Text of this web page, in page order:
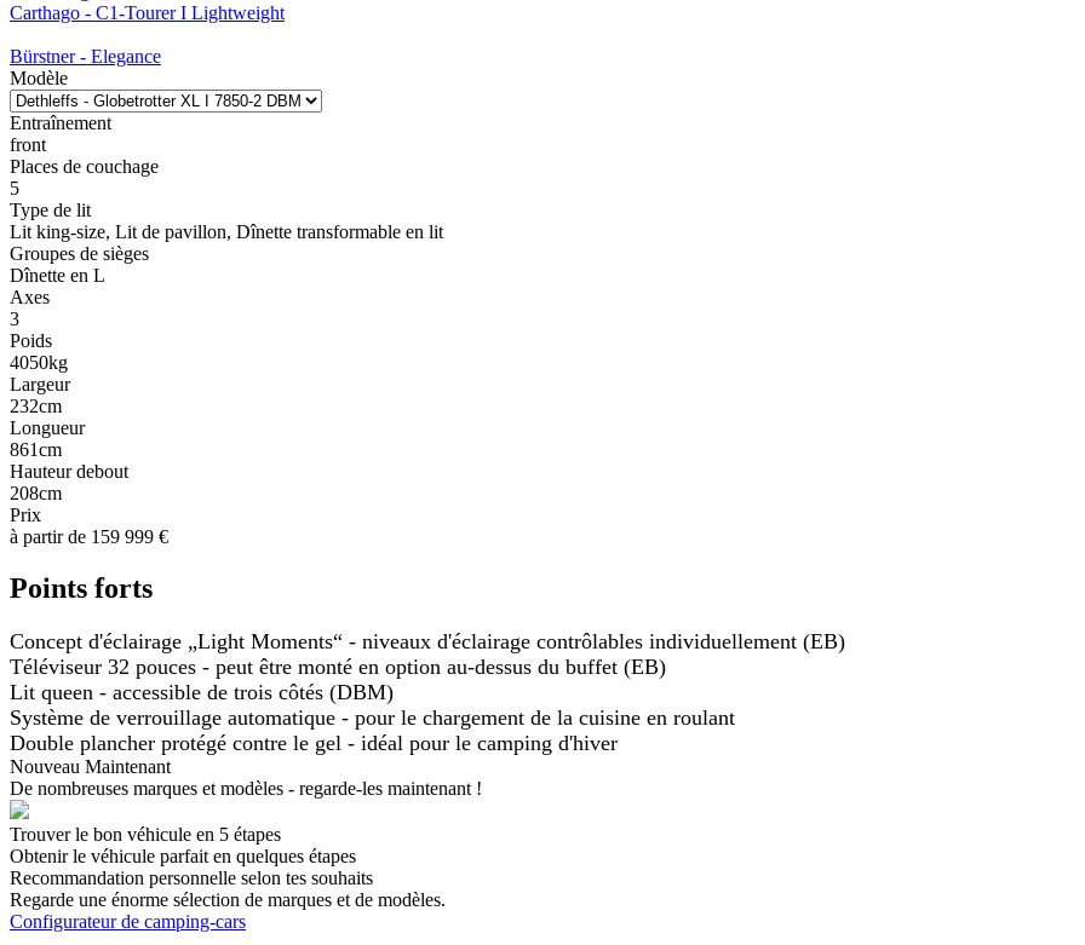
Carthago - C1-Tourer I Lightweight
Bürstner - Elegance
Modèle
Entraînement
front
Places de couchage
5
Type de lit
Lit king-size, Lit de pavillon, Dînette transformable en lit
Groupes de sièges
Dînette en L
Axes
3
Poids
4050kg
Largeur
232cm
Longueur
861cm
Hauteur debout
208cm
Prix
à partir de 159 999 €
Points forts
Concept d'éclairage „Light Moments“ - niveaux d'éclairage contrôlables individuellement (EB)
Téléviseur 32 pouces - peut être monté en option au-dessus du buffet (EB)
Lit queen - accessible de trois côtés (DBM)
Système de verrouillage automatique - pour le chargement de la cuisine en roulant
Double plancher protégé contre le gel - idéal pour le camping d'hiver
Nouveau Maintenant
De nombreuses marques et modèles - regarde-les maintenant !
Trouver le bon véhicule en 5 étapes
Obtenir le véhicule parfait en quelques étapes
Recommandation personnelle selon tes souhaits
Regarde une énorme sélection de marques et de modèles.
Configurateur de camping-cars